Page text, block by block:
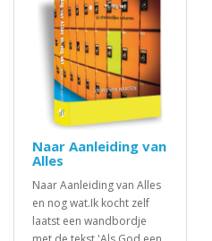
Naar Aanleiding van
Alles
Naar Aanleiding van Alles
en nog wat.Ik kocht zelf
laatst een wandbordje